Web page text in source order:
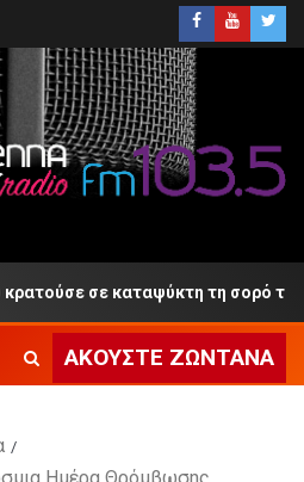
σε καταψύκτη τη σορό του
ΑΚΟΎΣΤΕ ΖΩΝΤΑΝΆ